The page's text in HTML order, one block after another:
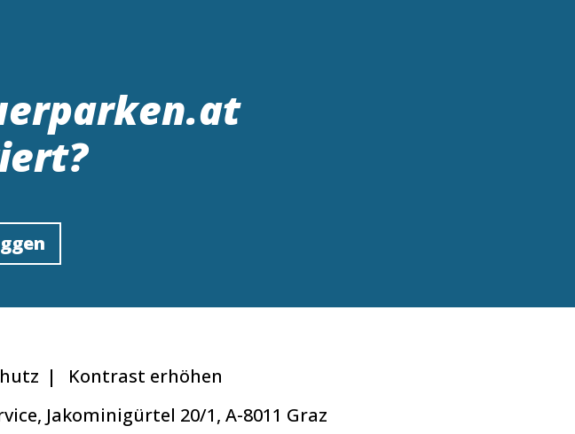
Kontrast erhöhen
Jakominigürtel 20/1, A-8011 Graz